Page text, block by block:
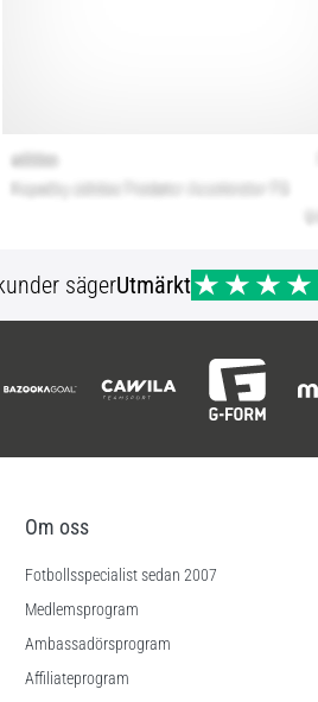
sägerUtmärkt
Om oss
Fotbollsspecialist sedan 2007
Medlemsprogram
Ambassadörsprogram
Affiliateprogram